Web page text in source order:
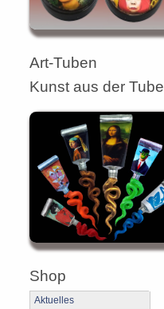
Art-Tuben
Kunst aus der Tube
Shop
Aktuelles